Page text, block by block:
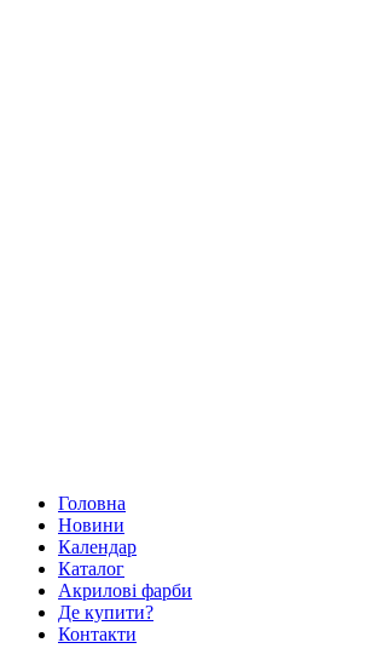
Головна
Новини
Календар
Каталог
Акрилові фарби
Де купити?
Контакти